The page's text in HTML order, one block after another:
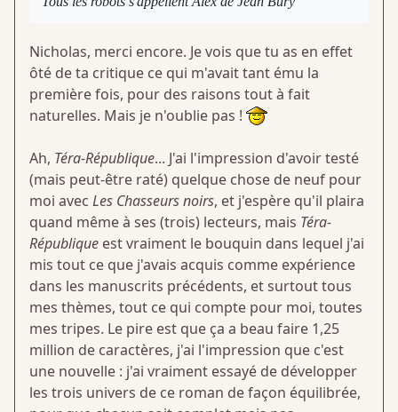
Nicholas, merci encore. Je vois que tu as en effet
ôté de ta critique ce qui m'avait tant ému la
première fois, pour des raisons tout à fait
naturelles. Mais je n'oublie pas !
Ah, Téra-République... J'ai l'impression d'avoir testé
(mais peut-être raté) quelque chose de neuf pour
moi avec Les Chasseurs noirs, et j'espère qu'il plaira
quand même à ses (trois) lecteurs, mais Téra-
République est vraiment le bouquin dans lequel j'ai
mis tout ce que j'avais acquis comme expérience
dans les manuscrits précédents, et surtout tous
mes thèmes, tout ce qui compte pour moi, toutes
mes tripes. Le pire est que ça a beau faire 1,25
million de caractères, j'ai l'impression que c'est
une nouvelle : j'ai vraiment essayé de développer
les trois univers de ce roman de façon équilibrée,